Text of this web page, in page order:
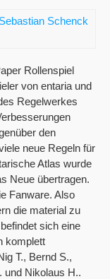
Sebastian Schenck
Rollenspiel
von entaria und
Regelwerkes
den
neue Regeln für
Atlas wurde
Neue übertragen.
Fanware. Also
die material zu
sich eine
komplett
T., Bernd S.,
und Nikolaus H..